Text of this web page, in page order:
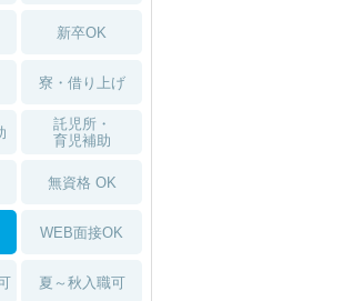
新卒OK
寮・借り上げ
託児所・
育児補助
無資格 OK
WEB面接OK
夏～秋入職可